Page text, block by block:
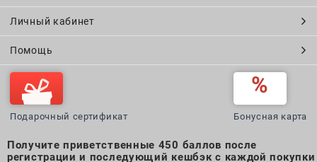
Личный кабинет
Помощь
Подарочный сертификат Бонусная карта
Получите приветственные 450 баллов после
регистрации и последующий кешбэк с каждой покупки